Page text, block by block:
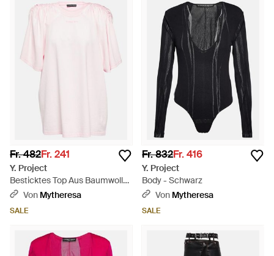
Fr. 482Fr. 241
Y. Project
Besticktes Top Aus Baumwolle
- PinkVon Mytheresa
SALE
Fr. 832Fr. 416
Y. Project
Body - Schwarz
Von Mytheresa
SALE